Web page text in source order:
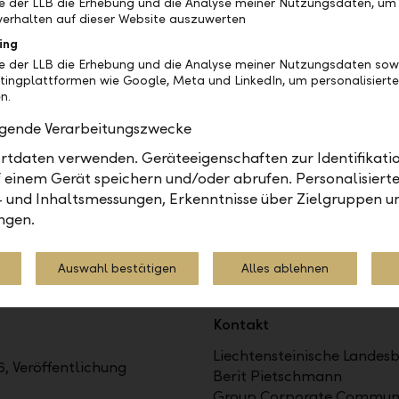
entzündet werde – vielleicht sogar bei einer oder
für die LLB Nacht des Sports.
AG (LLB) ist das traditionsreichste Finanzinstitut im
Die Aktien sind an der SIX kotiert (Symbol:
im Wealth Management an: als Universalbank, im
Mit 1'523 Mitarbeitenden ist sie in Liechtenstein, in
präsent. Per 31. Dezember 2025 lag das
Veröffentlichung
Kontakt
Liechtensteinische
Berit Pietschmann
der LLB die Erhebung und die Analyse meiner Nutzungsdaten,
auf dieser Website auszuwerten
der LLB die Erhebung und die Analyse meiner Nutzungsdaten
wie Google, Meta und LinkedIn, um
Verarbeitungszwecke
verwenden. Geräteeigenschaften zur
Gerät speichern und/oder abrufen.
Inhaltsmessungen, Erkenntnisse über Zielgruppen
Auswahl bestätigen Alles ablehnen